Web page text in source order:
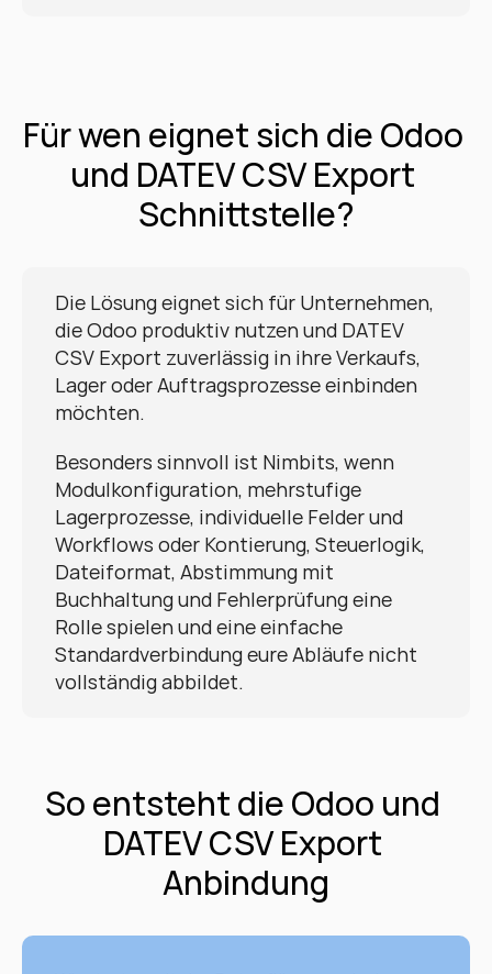
Für wen eignet sich die Odoo
und DATEV CSV Export
Schnittstelle?
Die Lösung eignet sich für Unternehmen,
die Odoo produktiv nutzen und DATEV
CSV Export zuverlässig in ihre Verkaufs,
Lager oder Auftragsprozesse einbinden
möchten.
Besonders sinnvoll ist Nimbits, wenn
Modulkonfiguration, mehrstufige
Lagerprozesse, individuelle Felder und
Workflows oder Kontierung, Steuerlogik,
Dateiformat, Abstimmung mit
Buchhaltung und Fehlerprüfung eine
Rolle spielen und eine einfache
Standardverbindung eure Abläufe nicht
vollständig abbildet.
So entsteht die Odoo und
DATEV CSV Export
Anbindung